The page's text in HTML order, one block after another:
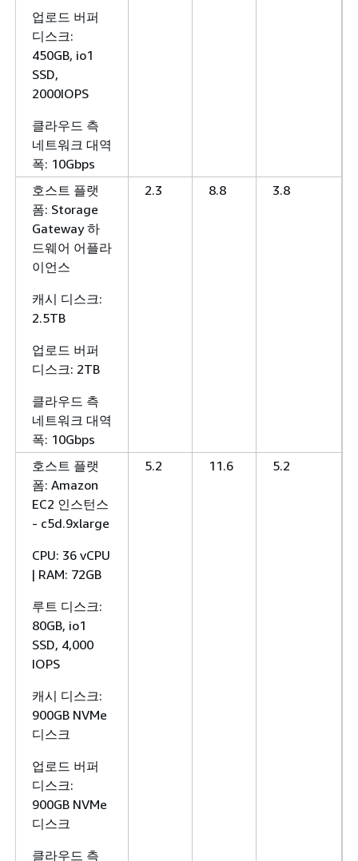
업로드 버퍼
디스크:
450GB, io1
SSD,
2000IOPS
클라우드 측
네트워크 대역
폭: 10Gbps
호스트 플랫
폼: Storage
Gateway 하
드웨어 어플라
이언스
캐시 디스크:
2.5TB
업로드 버퍼
디스크: 2TB
클라우드 측
네트워크 대역
폭: 10Gbps
2.3 8.8 3.8
호스트 플랫
폼: Amazon
EC2 인스턴스
- c5d.9xlarge
CPU: 36 vCPU
| RAM: 72GB
루트 디스크:
80GB, io1
SSD, 4,000
IOPS
캐시 디스크:
900GB NVMe
디스크
업로드 버퍼
디스크:
900GB NVMe
디스크
클라우드 측
5.2 11.6 5.2